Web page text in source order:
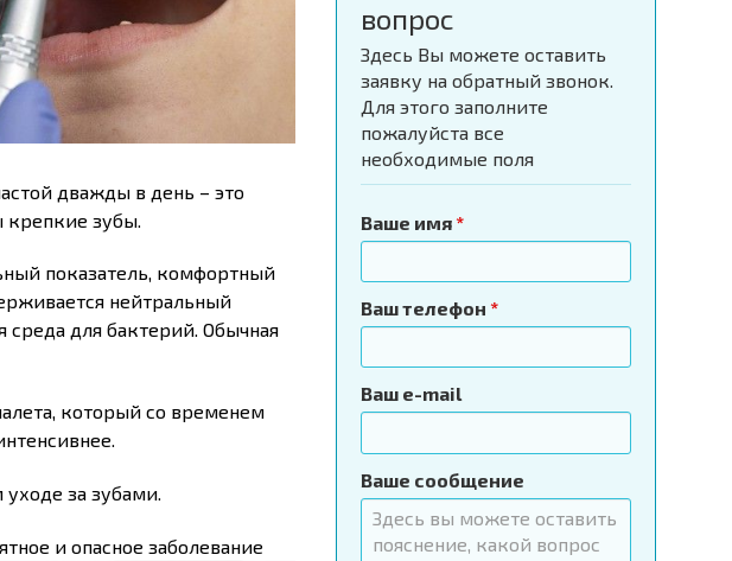
дважды в день – это
зубы.
показатель, комфортный
нейтральный
среда для бактерий. Обычная
который со временем
за зубами.
и опасное заболевание
вопрос
Здесь Вы можете оставить
заявку на обратный звонок.
Для этого заполните
пожалуйста все
необходимые поля
Ваше имя *
Ваш телефон *
Ваш e-mail
Ваше сообщение